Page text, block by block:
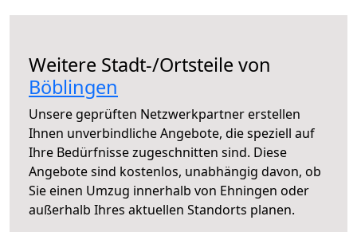
Weitere Stadt-/Ortsteile von
Böblingen
Unsere geprüften Netzwerkpartner erstellen
Ihnen unverbindliche Angebote, die speziell auf
Ihre Bedürfnisse zugeschnitten sind. Diese
Angebote sind kostenlos, unabhängig davon, ob
Sie einen Umzug innerhalb von Ehningen oder
außerhalb Ihres aktuellen Standorts planen.